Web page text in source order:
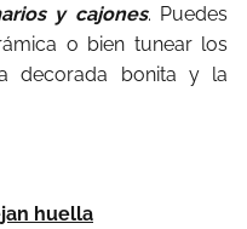
y cajones. Puedes
o bien tunear los
decorada bonita y la
huella